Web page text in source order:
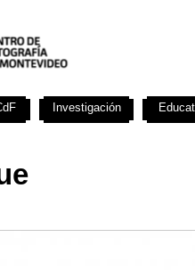
Investigación